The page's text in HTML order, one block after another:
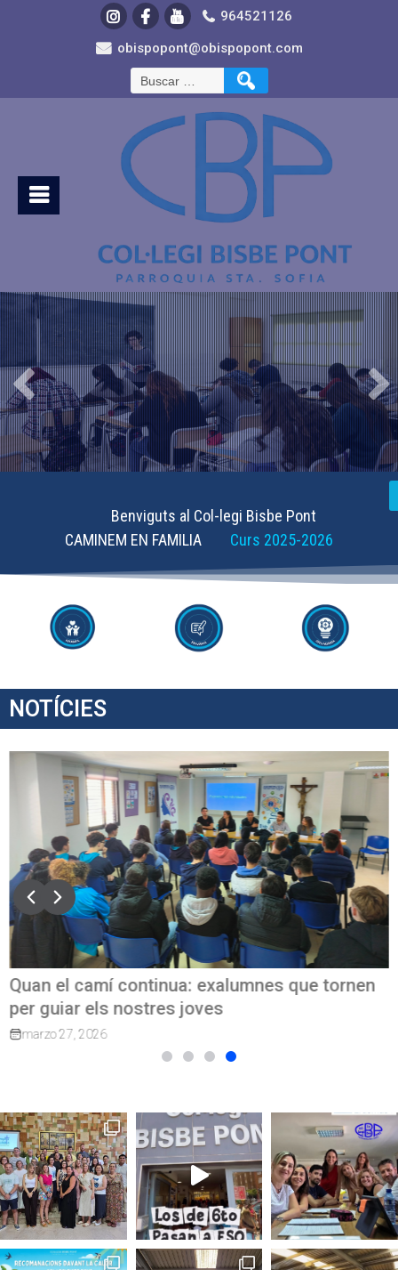
964521126
obispopont@obispopont.com
Benviguts al Col-legi Bisbe Pont
CAMINEM EN FAMILIA Curs 2025-2026
NOTÍCIES
Quan el camí continua: exalumnes que tornen
per guiar els nostres joves
marzo 27, 2026